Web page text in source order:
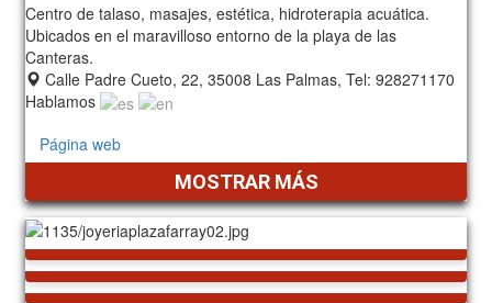
Centro de talaso, masajes, estética, hidroterapia acuática.
Ubicados en el maravilloso entorno de la playa de las
Canteras.
Calle Padre Cueto, 22, 35008 Las Palmas, Tel: 928271170
Hablamos
Página web
MOSTRAR MÁS